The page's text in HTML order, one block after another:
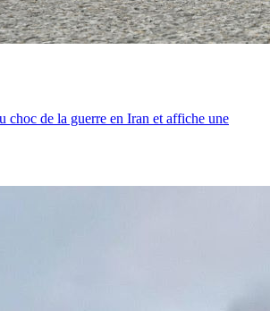
choc de la guerre en Iran et affiche une